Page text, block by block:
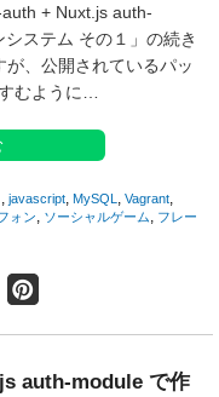
+ Nuxt.js auth-
ステム その１」の続き
、公開されているパッ
むように…
javascript MySQL Vagrant
ォン ソーシャルゲーム
フレー
auth-module で作